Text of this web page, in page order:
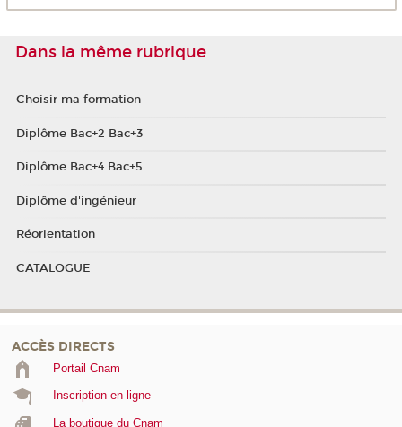
Dans la même rubrique
Choisir ma formation
Diplôme Bac+2 Bac+3
Diplôme Bac+4 Bac+5
Diplôme d'ingénieur
Réorientation
CATALOGUE
ACCÈS DIRECTS
Portail Cnam
Inscription en ligne
La boutique du Cnam